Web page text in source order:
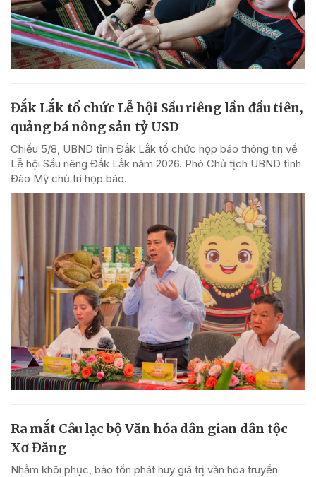
Đắk Lắk tổ chức Lễ hội Sầu riêng lần đầu tiên,
quảng bá nông sản tỷ USD
Chiều 5/8, UBND tỉnh Đắk Lắk tổ chức họp báo thông tin về
Lễ hội Sầu riêng Đắk Lắk năm 2026. Phó Chủ tịch UBND tỉnh
Đào Mỹ chủ trì họp báo.
Ra mắt Câu lạc bộ Văn hóa dân gian dân tộc
Xơ Đăng
Nhằm khôi phục, bảo tồn phát huy giá trị văn hóa truyền